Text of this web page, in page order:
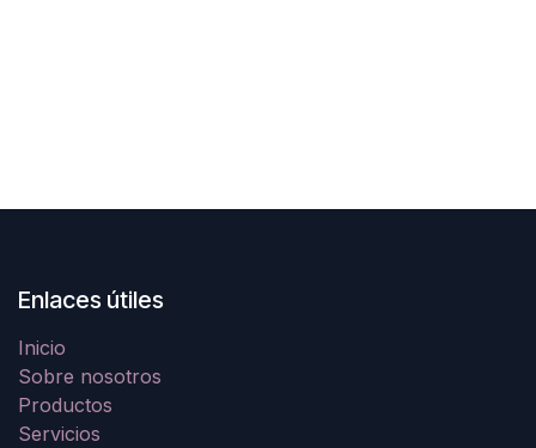
Enlaces útiles
Inicio
Sobre nosotros
Productos
Servicios